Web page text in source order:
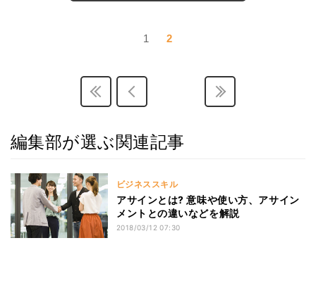
1 2
編集部が選ぶ関連記事
ビジネススキル
アサインとは? 意味や使い方、アサイン
メントとの違いなどを解説
2018/03/12 07:30